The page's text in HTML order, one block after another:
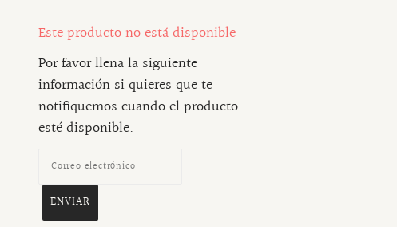
Este producto no está disponible
Por favor llena la siguiente
información si quieres que te
notifiquemos cuando el producto
esté disponible.